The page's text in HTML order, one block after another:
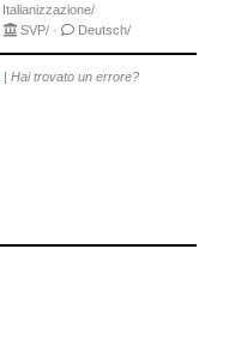
Italianizzazione/
SVP/ · Deutsch/
| Hai trovato un errore?